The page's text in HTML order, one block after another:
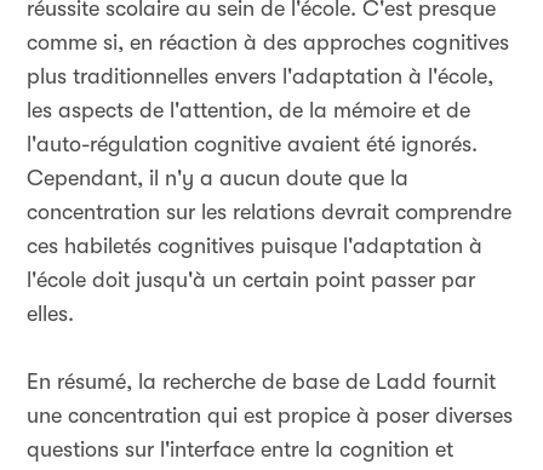
réussite scolaire au sein de l'école. C'est presque
comme si, en réaction à des approches cognitives
plus traditionnelles envers l'adaptation à l'école,
les aspects de l'attention, de la mémoire et de
l'auto-régulation cognitive avaient été ignorés.
Cependant, il n'y a aucun doute que la
concentration sur les relations devrait comprendre
ces habiletés cognitives puisque l'adaptation à
l'école doit jusqu'à un certain point passer par
elles.
En résumé, la recherche de base de Ladd fournit
une concentration qui est propice à poser diverses
questions sur l'interface entre la cognition et